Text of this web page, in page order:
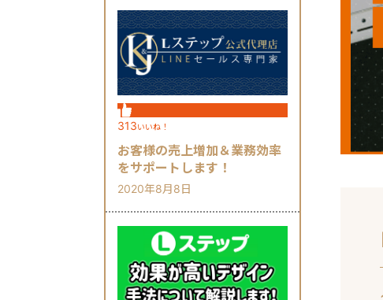
313いいね！
お客様の売上増加＆業務効率
をサポートします！
2020年8月8日